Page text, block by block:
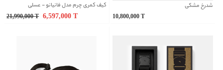
کیف کمری چرم مدل فانیانو - عسلی
21,990,000 T 6,597,000
شدرخ مشکی
10,800,000